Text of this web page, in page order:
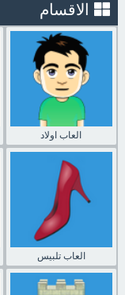
الاقسام
العاب اولاد
العاب تلبيس